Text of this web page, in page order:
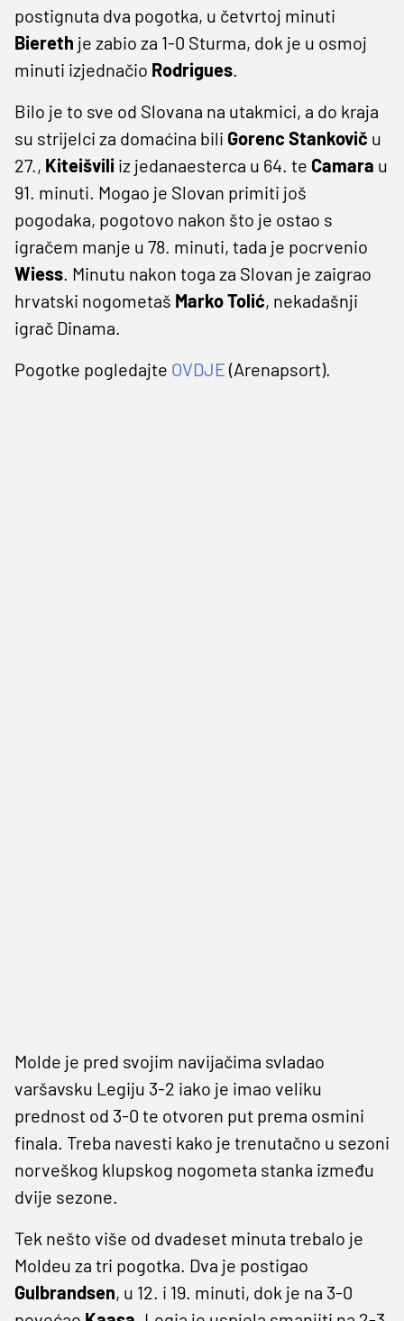
postignuta dva pogotka, u četvrtoj minuti
Biereth je zabio za 1-0 Sturma, dok je u osmoj
minuti izjednačio Rodrigues.
Bilo je to sve od Slovana na utakmici, a do kraja
su strijelci za domaćina bili Gorenc Stankovič u
27., Kiteišvili iz jedanaesterca u 64. te Camara u
91. minuti. Mogao je Slovan primiti još
pogodaka, pogotovo nakon što je ostao s
igračem manje u 78. minuti, tada je pocrvenio
Wiess. Minutu nakon toga za Slovan je zaigrao
hrvatski nogometaš Marko Tolić, nekadašnji
igrač Dinama.
Pogotke pogledajte OVDJE (Arenapsort).
Molde je pred svojim navijačima svladao
varšavsku Legiju 3-2 iako je imao veliku
prednost od 3-0 te otvoren put prema osmini
finala. Treba navesti kako je trenutačno u sezoni
norveškog klupskog nogometa stanka između
dvije sezone.
Tek nešto više od dvadeset minuta trebalo je
Moldeu za tri pogotka. Dva je postigao
Gulbrandsen, u 12. i 19. minuti, dok je na 3-0